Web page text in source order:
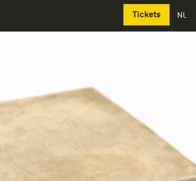
Tickets NL
Deutsch